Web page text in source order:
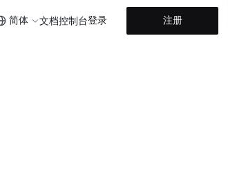
简体 文档控制台登录 注册